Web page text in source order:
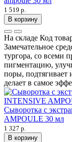
1 519 р.
В корзину
На складе Код
Замечательное
тургора, со всеми
пигментацию,
поры, подтягивает
делает в самое
Сыворотка с
AMPOULE 30 мл
1 327 р.
В корзину